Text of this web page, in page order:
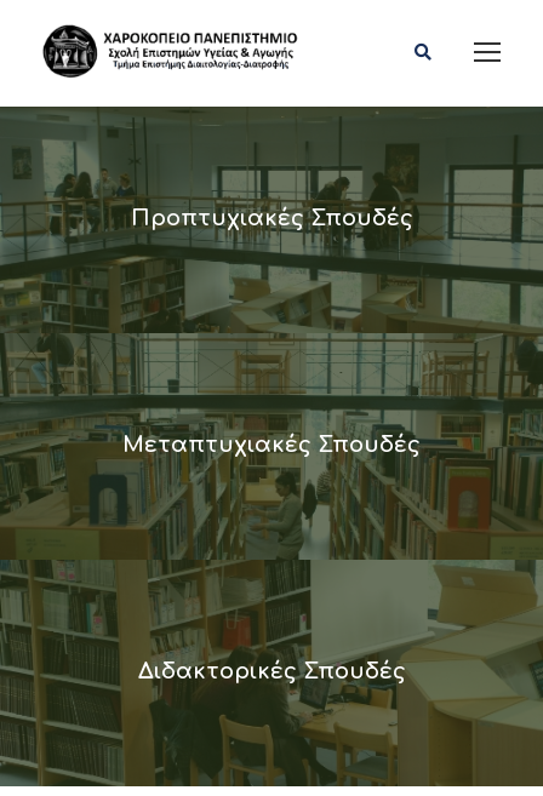
Προπτυχιακές Σπουδές
Μεταπτυχιακές Σπουδές
Διδακτορικές Σπουδές